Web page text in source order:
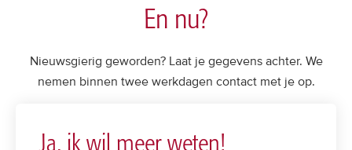
En nu?
Nieuwsgierig geworden? Laat je gegevens achter. We
nemen binnen twee werkdagen contact met je op.
Ja, ik wil meer weten!